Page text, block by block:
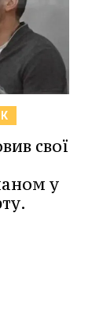
свої
у